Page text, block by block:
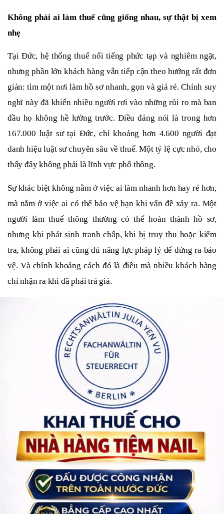
Không phải ai làm thuế cũng giống nhau, sự thật bị xem
nhẹ
Tại Đức, hệ thống thuế nổi tiếng phức tạp và nghiêm ngặt,
nhưng phần lớn khách hàng vẫn tiếp cận theo hướng rất đơn
giản: tìm một nơi làm hồ sơ nhanh, gọn và giá rẻ. Chính suy
nghĩ này đã khiến nhiều người rơi vào những rủi ro mà ban
đầu họ không hề lường trước. Điều đáng nói là trong hơn
167.000 luật sư tại Đức, chỉ khoảng hơn 4.600 người đạt
danh hiệu luật sư chuyên sâu về thuế. Một tỷ lệ cực nhỏ, cho
thấy đây không phải là lĩnh vực phổ thông.
Sự khác biệt không nằm ở việc ai làm nhanh hơn hay rẻ hơn,
mà nằm ở việc ai có thể bảo vệ bạn khi vấn đề xảy ra. Một
người làm thuế thông thường có thể hoàn thành hồ sơ,
nhưng khi phát sinh tranh chấp, khi bị truy thu hoặc kiểm
tra, không phải ai cũng đủ năng lực pháp lý để đứng ra bảo
vệ. Và chính khoảng cách đó là điều mà nhiều khách hàng
chỉ nhận ra khi đã phải trả giá.